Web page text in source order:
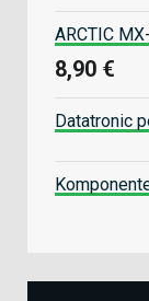
ARCTIC
8,90 €
Datatronic